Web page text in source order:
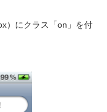
）にクラス「on」を付